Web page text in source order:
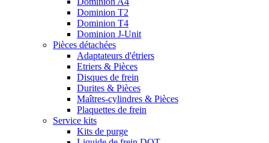
Dominion T2
Dominion T4
Dominion J-Unit
Pièces détachées
Adaptateurs d'étriers
Etriers & Pièces
Disques de frein
Durites & Pièces
Maîtres-cylindres & Pièces
Plaquettes de frein
Service kits
Kits de purge